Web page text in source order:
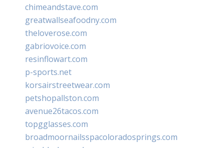
chimeandstave.com
greatwallseafoodny.com
theloverose.com
gabriovoice.com
resinflowart.com
p-sports.net
korsairstreetwear.com
petshopallston.com
avenue26tacos.com
topgglasses.com
broadmoornailsspacoloradosprings.com